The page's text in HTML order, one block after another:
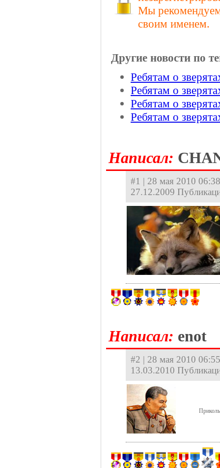
Мы рекомендуем
своим именем.
Другие новости по
Ребятам о
Ребятам о
Ребятам о
Ребятам о
Hаписал:
#1 | 28 мая 2010
27.12.2009
Hаписал: enot
#2 | 28 мая 2010
13.03.2010